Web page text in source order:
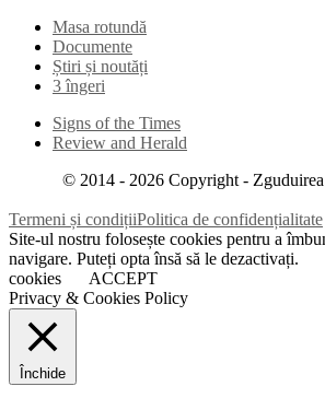
Masa rotundă
Documente
Știri și noutăți
3 îngeri
Signs of the Times
Review and Herald
© 2014 - 2026Copyright -
Termeni și condițiiPolitica de confidențialitate
Site-ul nostru folosește cookies pentru a
navigare. Puteți opta însă să le dezactivați.
cookies
ACCEPT
Privacy & Cookies Policy
Închide